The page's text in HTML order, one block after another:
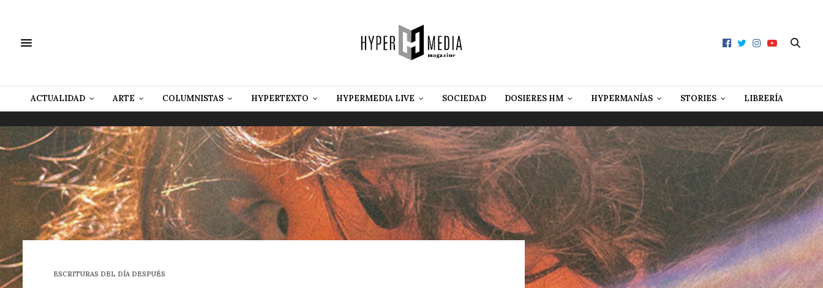
ACTUALIDAD ARTE COLUMNISTAS HYPERTEXTO HYPERMEDIA LIVE SOCIEDAD DOSIERES HM HYPERMANÍAS STORIES LIBRERÍA
ESCRITURAS DEL DÍA DESPUÉS